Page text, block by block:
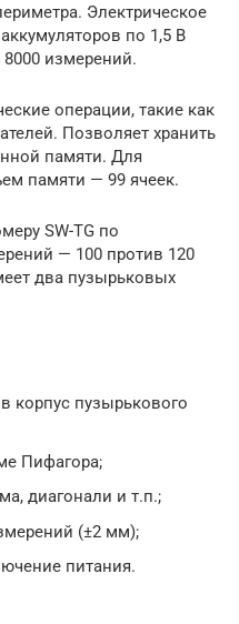
Электрическое
по 1,5 В
измерений.
операции, такие как
Позволяет хранить
памяти. Для
памяти — 99 ячеек.
SW-TG по
— 100 против 120
два пузырьковых
корпус пузырькового
Пифагора;
диагонали и т.п.;
(±2 мм);
питания.